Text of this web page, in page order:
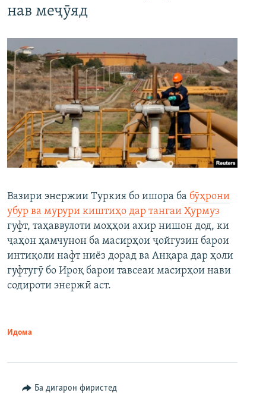
нав меҷӯяд
Вазири энержии Туркия бо ишора ба бӯҳрони
убур ва мурури киштиҳо дар тангаи Ҳурмуз
гуфт, таҳаввулоти моҳҳои ахир нишон дод, ки
ҷаҳон ҳамчунон ба масирҳои ҷойгузин барои
интиқоли нафт ниёз дорад ва Анқара дар ҳоли
гуфтугӯ бо Ироқ барои тавсеаи масирҳои нави
содироти энержӣ аст.
Идома
Ба дигарон фиристед